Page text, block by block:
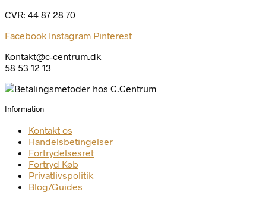
CVR: 44 87 28 70
Facebook Instagram Pinterest
Kontakt@c-centrum.dk
58 53 12 13
Information
Kontakt os
Handelsbetingelser
Fortrydelsesret
Fortryd Køb
Privatlivspolitik
Blog/Guides